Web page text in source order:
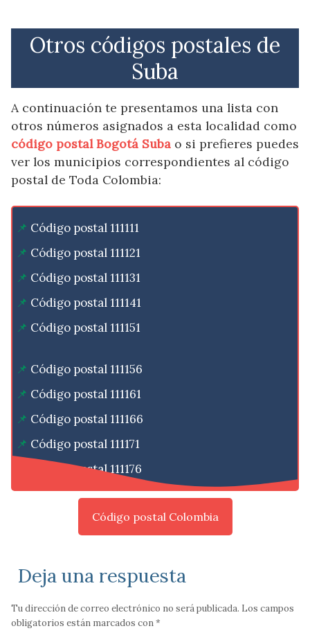
Otros códigos postales de
Suba
A continuación te presentamos una lista con
otros números asignados a esta localidad como
código postal Bogotá Suba o si prefieres puedes
ver los municipios correspondientes al código
postal de Toda Colombia:
Código postal 111111
Código postal 111121
Código postal 111131
Código postal 111141
Código postal 111151
Código postal 111156
Código postal 111161
Código postal 111166
Código postal 111171
Código postal 111176
Código postal Colombia
Deja una respuesta
Tu dirección de correo electrónico no será publicada. Los campos
obligatorios están marcados con*